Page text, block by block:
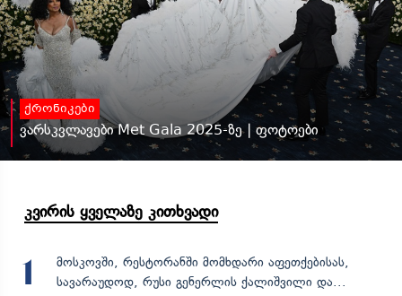
ქრონიკები
ვარსკვლავები Met Gala 2025-ზე | ფოტოები
კვირის ყველაზე კითხვადი
1
მოსკოვში, რესტორანში მომხდარი აფეთქებისას,
სავარაუდოდ, რუსი გენერლის ქალიშვილი და...